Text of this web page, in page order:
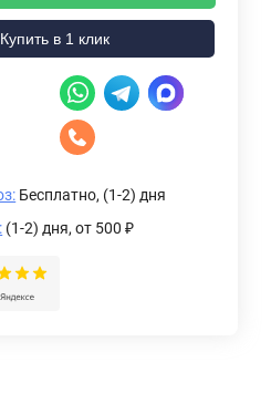
Купить в 1 клик
Бесплатно, (1-2) дня
(1-2) дня,от 500 ₽